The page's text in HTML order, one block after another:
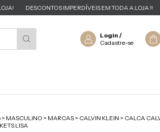
IMPERDÍVEIS EM TODA A LOJA !! 10%
Login /
Cadastre-se
> MASCULINO > MARCAS > CALVIN KLEIN > CALCA
LISA